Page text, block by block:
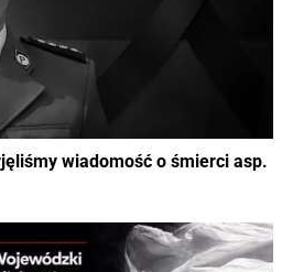
wiadomość o śmierci asp.